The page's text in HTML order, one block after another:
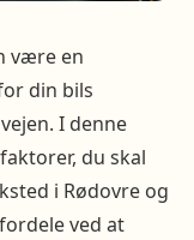
være en
din bils
I denne
du skal
i Rødovre og
ved at